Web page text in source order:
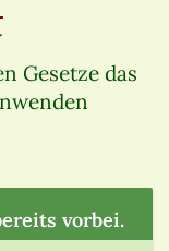
Gesetze das
vorbei.